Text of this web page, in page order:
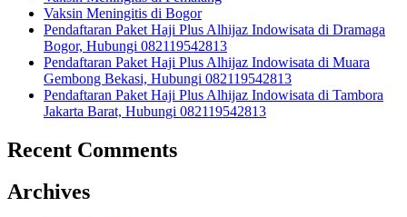
Vaksin Meningitis di Bogor
Pendaftaran Paket Haji Plus Alhijaz Indowisata di Dramaga
Bogor, Hubungi 082119542813
Pendaftaran Paket Haji Plus Alhijaz Indowisata di Muara
Gembong Bekasi, Hubungi 082119542813
Pendaftaran Paket Haji Plus Alhijaz Indowisata di Tambora
Jakarta Barat, Hubungi 082119542813
Recent Comments
Archives